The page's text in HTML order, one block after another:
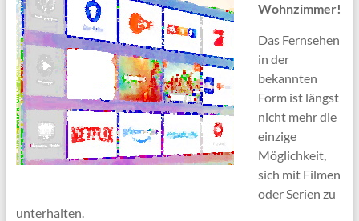
Wohnzimmer!
Das Fernsehen
in der
bekannten
Form ist längst
nicht mehr die
einzige
Möglichkeit,
sich mit Filmen
oder Serien zu
unterhalten.